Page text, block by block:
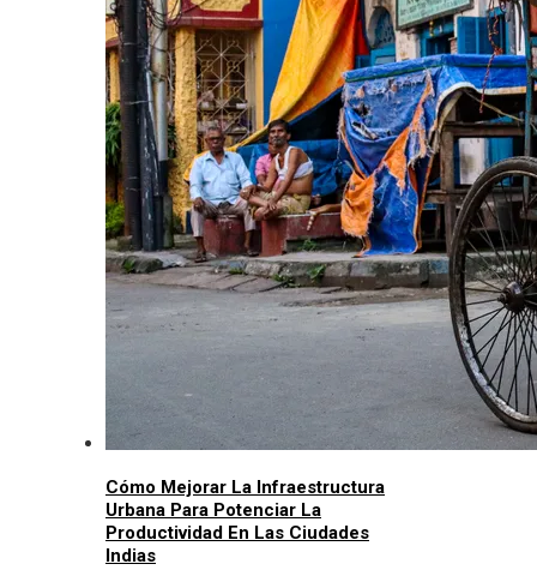
Cómo Mejorar La Infraestructura
Urbana Para Potenciar La
Productividad En Las Ciudades
Indias